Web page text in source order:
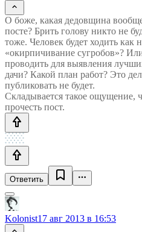
О боже, какая дедовщина
посте? Брить голову никто не
тоже. Человек будет ходить как
«окирпичивание сугробов»?
проводить для выявления
дачи? Какой план работ? Это
публиковать не будет.
Складывается такое ощущение,
прочесть пост.
Ответить
Kolonist17 авг 2013 в 16:53